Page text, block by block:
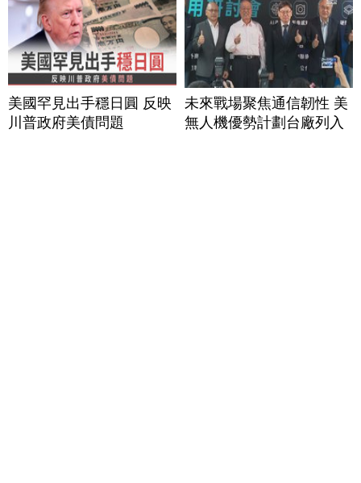
美國罕見出手穩日圓 反映
川普政府美債問題
未來戰場聚焦通信韌性 美
無人機優勢計劃台廠列入